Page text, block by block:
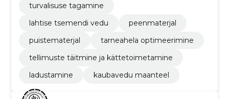
turvalisuse tagamine
lahtise tsemendi vedu
peenmaterjal
puistematerjal
tarneahela optimeerimine
tellimuste täitmine ja kättetoimetamine
ladustamine
kaubavedu maanteel